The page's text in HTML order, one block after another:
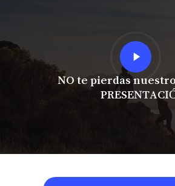
Play
Video
NO te pierdas